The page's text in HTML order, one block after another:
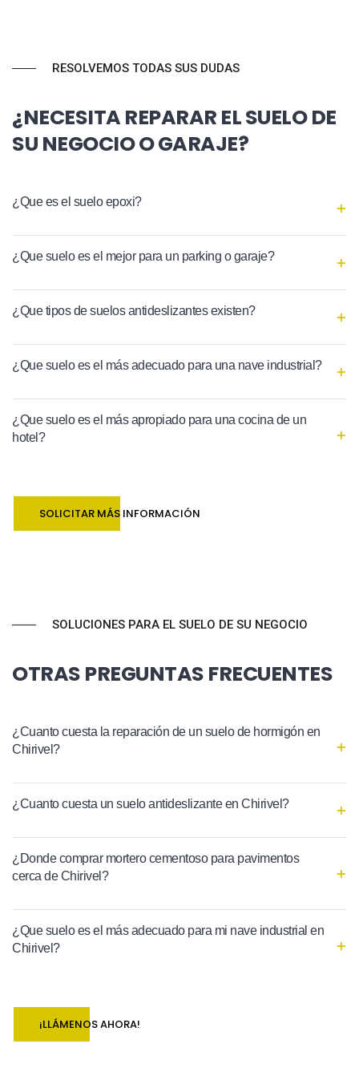
RESOLVEMOS TODAS SUS DUDAS
¿NECESITA REPARAR EL SUELO DE
SU NEGOCIO O GARAJE?
¿Que es el suelo epoxi?
¿Que suelo es el mejor para un parking o garaje?
¿Que tipos de suelos antideslizantes existen?
¿Que suelo es el más adecuado para una nave industrial?
¿Que suelo es el más apropiado para una cocina de un
hotel?
SOLICITAR MÁS INFORMACIÓN
SOLUCIONES PARA EL SUELO DE SU NEGOCIO
OTRAS PREGUNTAS FRECUENTES
¿Cuanto cuesta la reparación de un suelo de hormigón en
Chirivel?
¿Cuanto cuesta un suelo antideslizante en Chirivel?
¿Donde comprar mortero cementoso para pavimentos
cerca de Chirivel?
¿Que suelo es el más adecuado para mi nave industrial en
Chirivel?
¡LLÁMENOS AHORA!